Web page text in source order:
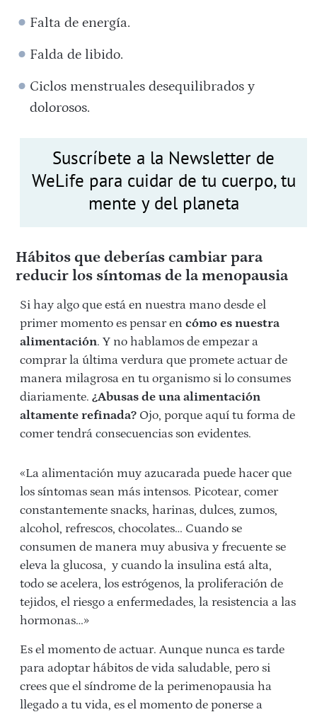
Falta de energía.
Falda de libido.
Ciclos menstruales desequilibrados y
dolorosos.
Suscríbete a la Newsletter de
WeLife para cuidar de tu cuerpo, tu
mente y del planeta
Hábitos que deberías cambiar para
reducir los síntomas de la menopausia
Si hay algo que está en nuestra mano desde el
primer momento es pensar en cómo es nuestra
alimentación. Y no hablamos de empezar a
comprar la última verdura que promete actuar de
manera milagrosa en tu organismo si lo consumes
diariamente. ¿Abusas de una alimentación
altamente refinada? Ojo, porque aquí tu forma de
comer tendrá consecuencias son evidentes.
«La alimentación muy azucarada puede hacer que
los síntomas sean más intensos. Picotear, comer
constantemente snacks, harinas, dulces, zumos,
alcohol, refrescos, chocolates… Cuando se
consumen de manera muy abusiva y frecuente se
eleva la glucosa, y cuando la insulina está alta,
todo se acelera, los estrógenos, la proliferación de
tejidos, el riesgo a enfermedades, la resistencia a las
hormonas…»
Es el momento de actuar. Aunque nunca es tarde
para adoptar hábitos de vida saludable, pero si
crees que el síndrome de la perimenopausia ha
llegado a tu vida, es el momento de ponerse a